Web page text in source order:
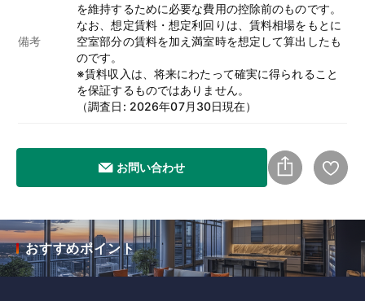
備考
を維持するために必要な費用の控除前のものです。
なお、想定賃料・想定利回りは、賃料相場をもとに
空室部分の賃料を加え満室時を想定して算出したも
のです。
※賃料収入は、将来にわたって確実に得られること
を保証するものではありません。
（調査日: 2026年07月30日現在）
お問い合わせ
おすすめポイント